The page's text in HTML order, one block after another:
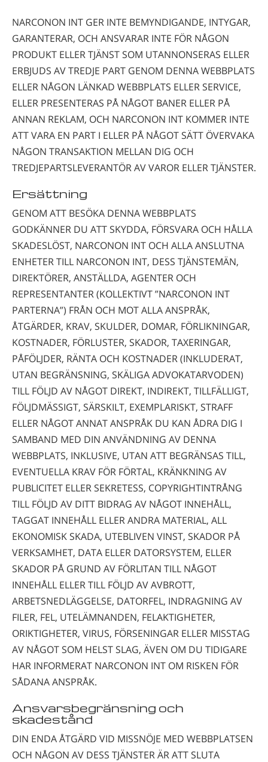
NARCONON INT GER INTE BEMYNDIGANDE, INTYGAR,
GARANTERAR, OCH ANSVARAR INTE FÖR NÅGON
PRODUKT ELLER TJÄNST SOM UTANNONSERAS ELLER
ERBJUDS AV TREDJE PART GENOM DENNA WEBBPLATS
ELLER NÅGON LÄNKAD WEBBPLATS ELLER SERVICE,
ELLER PRESENTERAS PÅ NÅGOT BANER ELLER PÅ
ANNAN REKLAM, OCH NARCONON INT KOMMER INTE
ATT VARA EN PART I ELLER PÅ NÅGOT SÄTT ÖVERVAKA
NÅGON TRANSAKTION MELLAN DIG OCH
TREDJEPARTSLEVERANTÖR AV VAROR ELLER TJÄNSTER.
Ersättning
GENOM ATT BESÖKA DENNA WEBBPLATS
GODKÄNNER DU ATT SKYDDA, FÖRSVARA OCH HÅLLA
SKADESLÖST, NARCONON INT OCH ALLA ANSLUTNA
ENHETER TILL NARCONON INT, DESS TJÄNSTEMÄN,
DIREKTÖRER, ANSTÄLLDA, AGENTER OCH
REPRESENTANTER (KOLLEKTIVT ”NARCONON INT
PARTERNA”) FRÅN OCH MOT ALLA ANSPRÅK,
ÅTGÄRDER, KRAV, SKULDER, DOMAR, FÖRLIKNINGAR,
KOSTNADER, FÖRLUSTER, SKADOR, TAXERINGAR,
PÅFÖLJDER, RÄNTA OCH KOSTNADER (INKLUDERAT,
UTAN BEGRÄNSNING, SKÄLIGA ADVOKATARVODEN)
TILL FÖLJD AV NÅGOT DIREKT, INDIREKT, TILLFÄLLIGT,
FÖLJDMÄSSIGT, SÄRSKILT, EXEMPLARISKT, STRAFF
ELLER NÅGOT ANNAT ANSPRÅK DU KAN ÅDRA DIG I
SAMBAND MED DIN ANVÄNDNING AV DENNA
WEBBPLATS, INKLUSIVE, UTAN ATT BEGRÄNSAS TILL,
EVENTUELLA KRAV FÖR FÖRTAL, KRÄNKNING AV
PUBLICITET ELLER SEKRETESS, COPYRIGHTINTRÅNG
TILL FÖLJD AV DITT BIDRAG AV NÅGOT INNEHÅLL,
TAGGAT INNEHÅLL ELLER ANDRA MATERIAL, ALL
EKONOMISK SKADA, UTEBLIVEN VINST, SKADOR PÅ
VERKSAMHET, DATA ELLER DATORSYSTEM, ELLER
SKADOR PÅ GRUND AV FÖRLITAN TILL NÅGOT
INNEHÅLL ELLER TILL FÖLJD AV AVBROTT,
ARBETSNEDLÄGGELSE, DATORFEL, INDRAGNING AV
FILER, FEL, UTELÄMNANDEN, FELAKTIGHETER,
ORIKTIGHETER, VIRUS, FÖRSENINGAR ELLER MISSTAG
AV NÅGOT SOM HELST SLAG, ÄVEN OM DU TIDIGARE
HAR INFORMERAT NARCONON INT OM RISKEN FÖR
SÅDANA ANSPRÅK.
Ansvarsbegränsning och
skadestånd
DIN ENDA ÅTGÄRD VID MISSNÖJE MED WEBBPLATSEN
OCH NÅGON AV DESS TJÄNSTER ÄR ATT SLUTA